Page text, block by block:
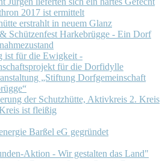
2017 ist ermittelt
erstrahlt in neuem Glanz
Schützenfest Harkebrügge - Ein Dorf
ist für die Ewigkeit -
für die Dorfidylle
„Stiftung Dorfgemeinschaft
der Schutzhütte, Aktivkreis 2. Kreis
ist fleißig
Barßel eG gegründet
Aktion - Wir gestalten das Land"